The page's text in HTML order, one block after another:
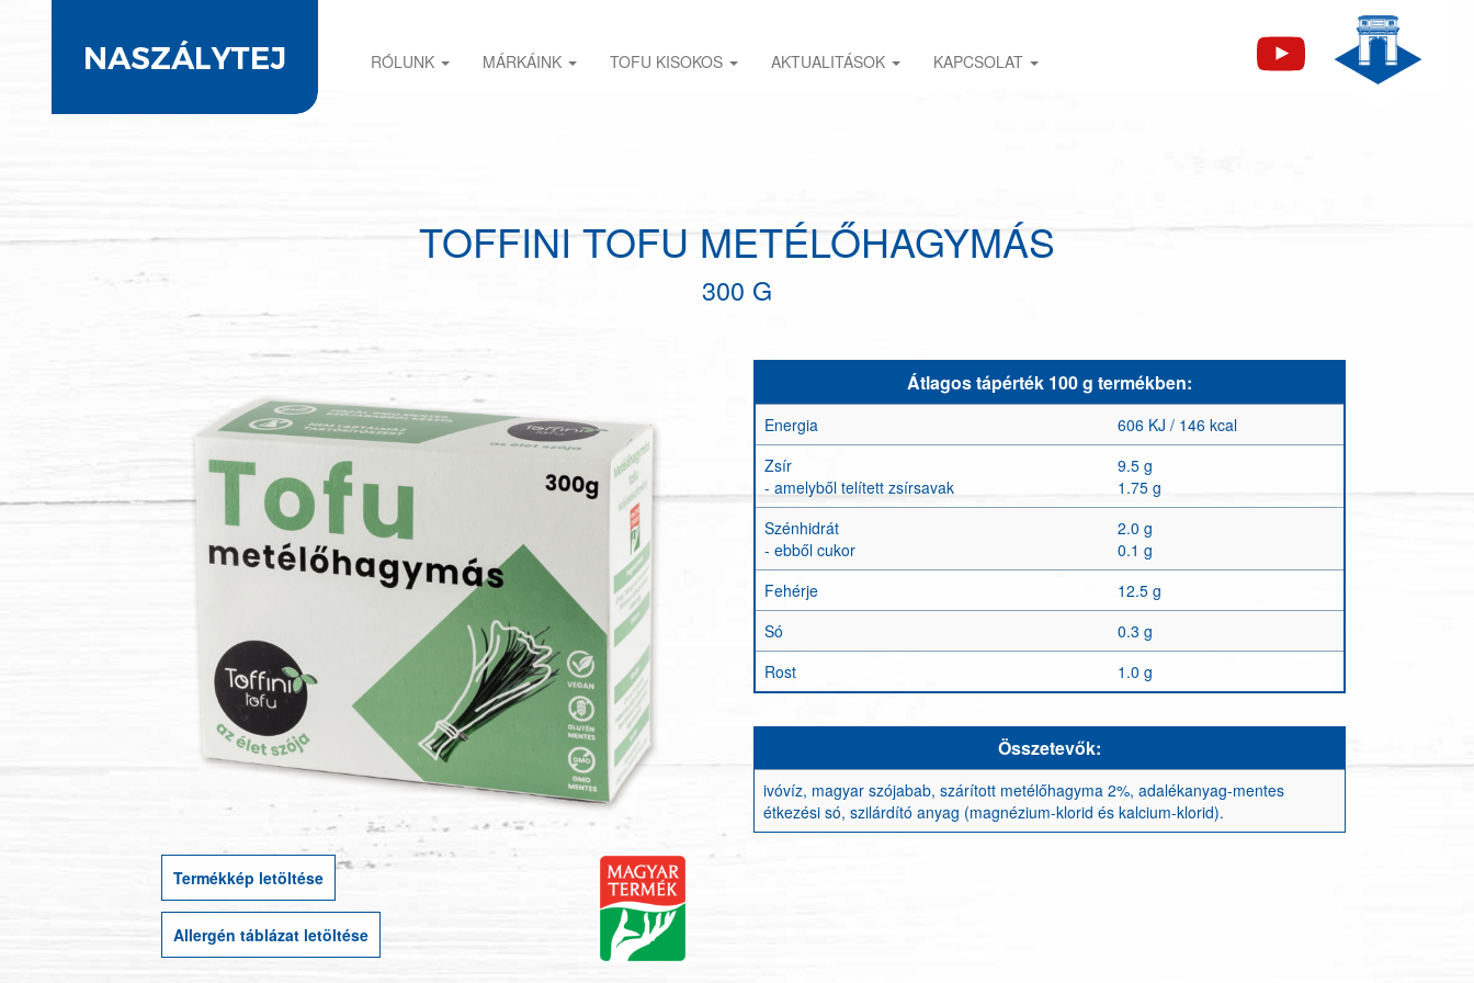
RÓLUNK MÁRKÁINK TOFU KISOKOS AKTUALITÁSOK KAPCSOLAT
TOFFINI TOFU METÉLŐHAGYMÁS
300 G
Átlagos tápérték 100 g termékben:
Energia
606 KJ / 146 kcal
Zsír
- amelyből telített zsírsavak
9.5 g
1.75 g
Szénhidrát
- ebből cukor
2.0 g
0.1 g
Fehérje
12.5 g
Só
0.3 g
Rost
1.0 g
Összetevők:
ivóvíz, magyar szójabab, szárított metélőhagyma 2%, adalékanyag-mentes
étkezési só, szilárdító anyag (magnézium-klorid és kalcium-klorid).
Termékkép letöltése
Allergén táblázat letöltése